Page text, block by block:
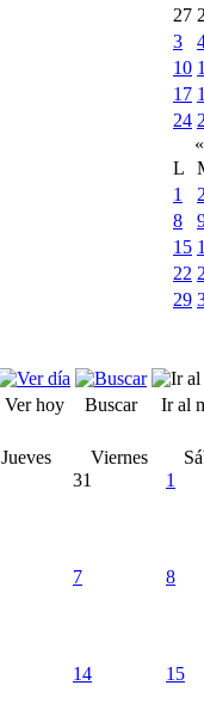
27
3
10
17
24
«
L
1
8
15
22
29
Ver hoy Buscar
Ir al
Jueves Viernes
31 1
7 8
14 15